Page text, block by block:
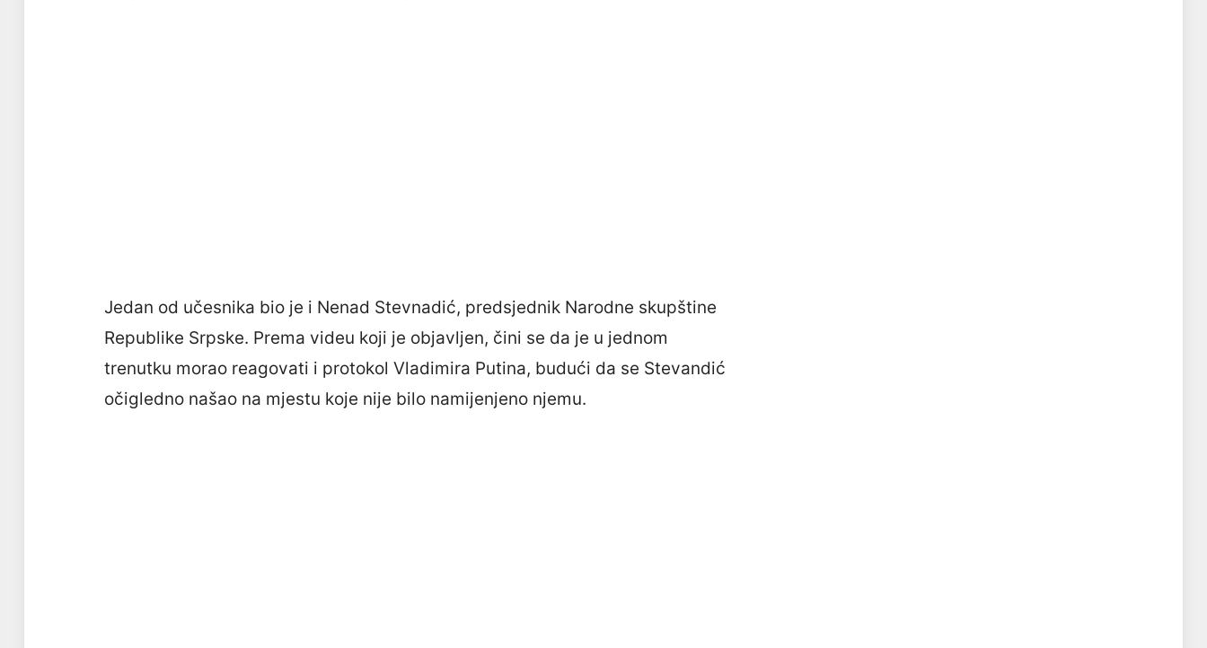
Jedan od učesnika bio je i Nenad Stevnadić, predsjednik Narodne skupštine
Republike Srpske. Prema videu koji je objavljen, čini se da je u jednom
trenutku morao reagovati i protokol Vladimira Putina, budući da se Stevandić
očigledno našao na mjestu koje nije bilo namijenjeno njemu.